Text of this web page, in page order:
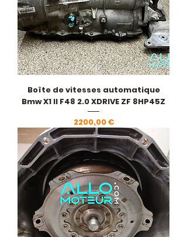
Boîte de vitesses automatique
Bmw X1 II F48 2.0 XDRIVE ZF 8HP45Z
Prezzo
2200,00 €